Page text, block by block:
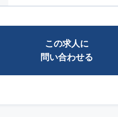
この求人に
問い合わせる